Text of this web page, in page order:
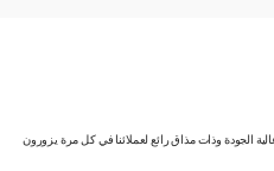
الجودة وذات مذاق رائع لعملائنا في كل مرة يزورون